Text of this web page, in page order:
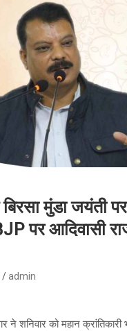
मुंडा जयंती
पर आदिवासी
admin
ने शनिवार को महान क्रांतिकारी